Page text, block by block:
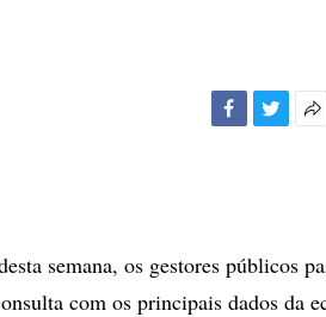
semana, os gestores públicos
com os principais dados da